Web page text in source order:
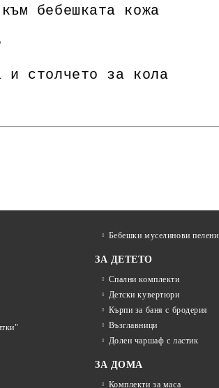
бебешката кожа
и столчето за кола
Бебешки муселинови пелени
ЗА ДЕТЕТО
Спални комплекти
Детски кувертюри
Кърпи за баня с бродерия
Възглавници
Долен чаршаф с ластик
ЗА ДОМА
Комплекти за маса